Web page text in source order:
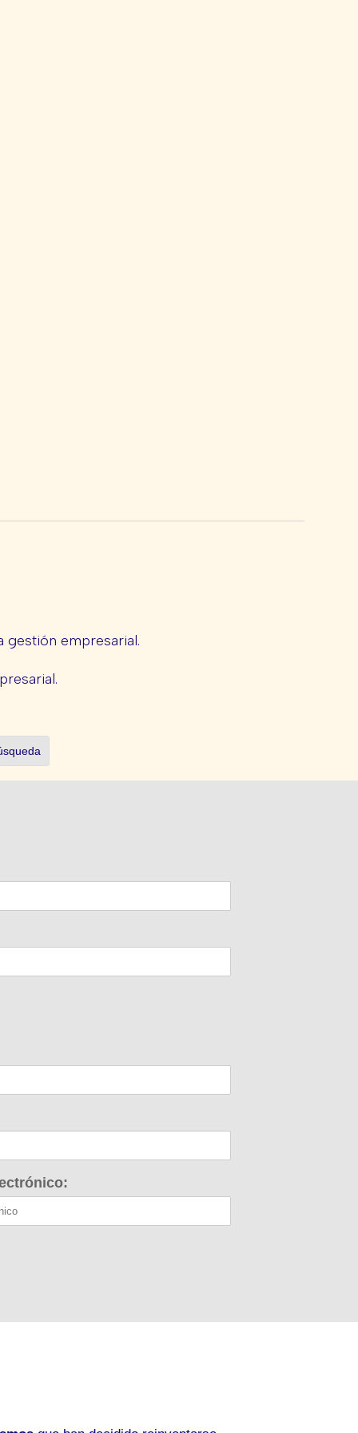
gestión empresarial.